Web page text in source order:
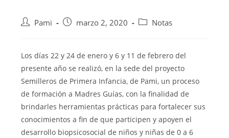
Pami marzo 2, 2020 Notas
Los días 22 y 24 de enero y 6 y 11 de febrero del
presente año se realizó, en la sede del proyecto
Semilleros de Primera Infancia, de Pami, un proceso
de formación a Madres Guías, con la finalidad de
brindarles herramientas prácticas para fortalecer sus
conocimientos a fin de que participen y apoyen el
desarrollo biopsicosocial de niños y niñas de 0 a 6